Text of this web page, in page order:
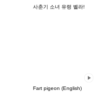
사춘기 소녀 유령 벨라!
Fart pigeon (English)